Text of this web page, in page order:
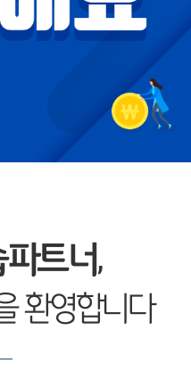
트너,
환영합니다